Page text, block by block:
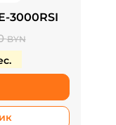
3000RSI
BYN